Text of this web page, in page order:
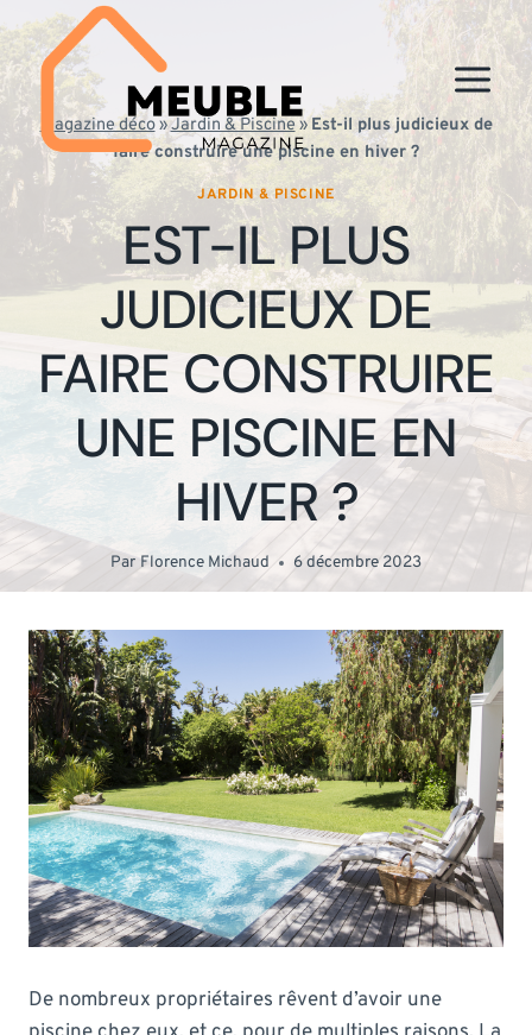
contenu
Magazine déco»Jardin & Piscine» Est-il plus judicieux de
faire construire une piscine en hiver ?
JARDIN & PISCINE
EST-IL PLUS
JUDICIEUX DE
FAIRE CONSTRUIRE
UNE PISCINE EN
HIVER ?
Par Florence Michaud 6 décembre 2023
De nombreux propriétaires rêvent d’avoir une